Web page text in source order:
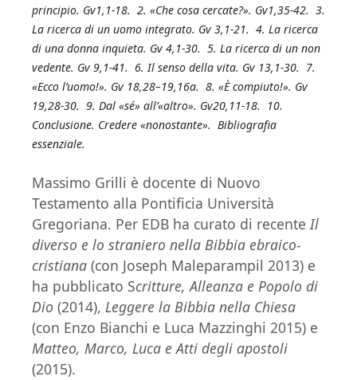
principio. Gv1,1-18. 2. «Che cosa cercate?». Gv1,35-42. 3.
La ricerca di un uomo integrato. Gv 3,1-21. 4. La ricerca
di una donna inquieta. Gv 4,1-30. 5. La ricerca di un non
vedente. Gv 9,1-41. 6. Il senso della vita. Gv 13,1-30. 7.
«Ecco l’uomo!». Gv 18,28–19,16a. 8. «È compiuto!». Gv
19,28-30. 9. Dal «sé» all’«altro». Gv20,11-18.
10.
Conclusione. Credere «nonostante». Bibliografia
essenziale.
Massimo Grilli è docente di Nuovo
Testamento alla Pontificia Università
Gregoriana. Per EDB ha curato di recenteIl
diverso e lo straniero nella Bibbia ebraico-
cristiana (con Joseph Maleparampil 2013) e
ha pubblicato Scritture, Alleanza e Popolo di
Dio (2014), Leggere la Bibbia nella Chiesa
(con Enzo Bianchi e Luca Mazzinghi 2015) e
Matteo, Marco, Luca e Atti degli apostoli
(2015).